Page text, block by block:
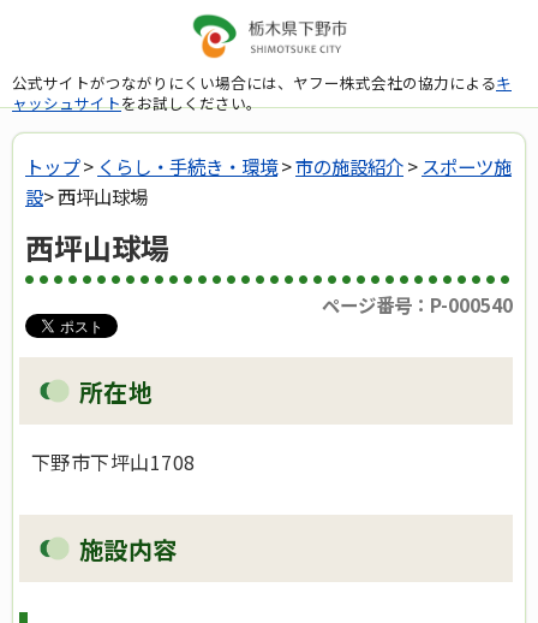
公式サイトがつながりにくい場合には、ヤフー株式会社の協力によるキ
ャッシュサイトをお試しください。
トップ> くらし・手続き・環境>市の施設紹介> スポーツ施
設> 西坪山球場
西坪山球場
ページ番号：P-000540
所在地
下野市下坪山1708
施設内容